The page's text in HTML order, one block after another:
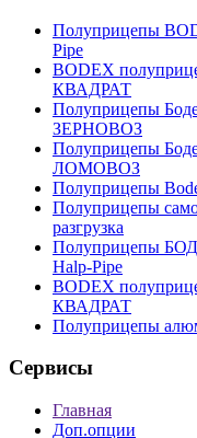
Полуприцепы
Pipe
BODEX
КВАДРАТ
Полуприцепы
ЗЕРНОВОЗ
Полуприцепы
ЛОМОВОЗ
Полуприцепы
Полуприцепы
разгрузка
Полуприцепы
Нalp-Pipe
BODEX
КВАДРАТ
Полуприцепы
Сервисы
Главная
Доп.опции